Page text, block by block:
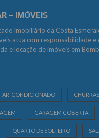
– IMÓVEIS
imobiliário da Costa
atua com responsabilidade e
e locação de imóveis em
AR-CONDICIONADO
GARAGEM COBERTA
QUARTO DE SOLTEIRO